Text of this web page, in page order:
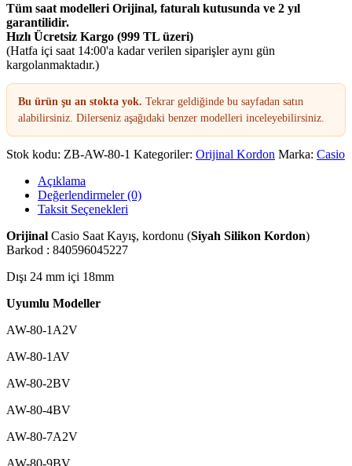
Tüm saat modelleri Orijinal, faturalı kutusunda ve 2 yıl
garantilidir.
Hızlı Ücretsiz Kargo (999 TL üzeri)
(Hatfa içi saat 14:00'a kadar verilen siparişler aynı gün
kargolanmaktadır.)
Bu ürün şu an stokta yok. Tekrar geldiğinde bu sayfadan satın
alabilirsiniz. Dilerseniz aşağıdaki benzer modelleri inceleyebilirsiniz.
Stok kodu: ZB-AW-80-1 Kategoriler: Orijinal Kordon Marka: Casio
Açıklama
Değerlendirmeler (0)
Taksit Seçenekleri
Orijinal Casio Saat Kayış, kordonu (Siyah Silikon Kordon)
Barkod : 840596045227
Dışı 24 mm içi 18mm
Uyumlu Modeller
AW-80-1A2V
AW-80-1AV
AW-80-2BV
AW-80-4BV
AW-80-7A2V
AW-80-9BV